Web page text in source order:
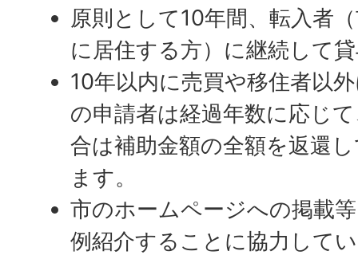
原則として10年間、転入者
に居住する方）に継続して
10年以内に売買や移住者以
の申請者は経過年数に応じ
合は補助金額の全額を返還
ます。
市のホームページへの掲載
例紹介することに協力して